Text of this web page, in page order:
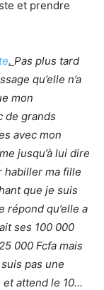
et prendre
. Pas plus tard
qu’elle n’a
mon
de grands
avec mon
jusqu’à lui dire
habiller ma fille
que je suis
répond qu’elle a
ses 100 000
000 Fcfa mais
pas une
et attend le 10…